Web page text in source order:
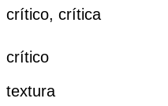
crítico, crítica
crítico
textura